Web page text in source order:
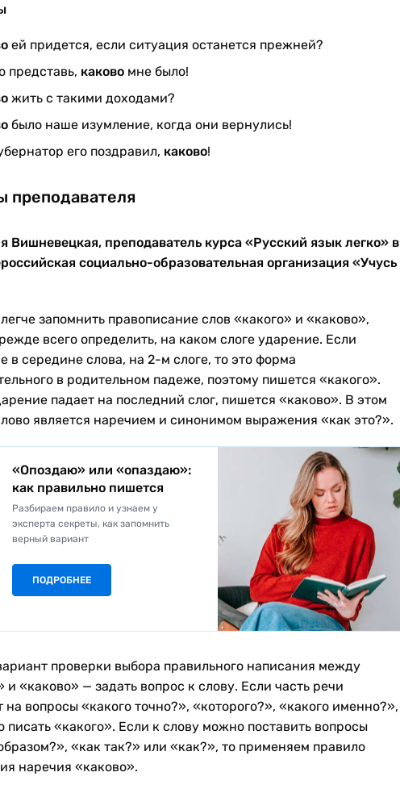
ей придется, если ситуация останется прежней?
представь, каковомне было!
жить с такими доходами?
было наше изумление, когда они вернулись!
его поздравил, каково!
преподавателя
Вишневецкая, преподаватель курса «Русский язык легко» в
социально-образовательная организация «Учусь
запомнить правописание слов «какого» и «каково»,
всего определить, на каком слоге ударение. Если
в середине слова, на 2-м слоге, то это форма
в родительном падеже, поэтому пишется «какого».
падает на последний слог, пишется «каково». В этом
является наречием и синонимом выражения «как это?».
«Опоздаю» или «опаздаю»:
как правильно пишется
Разбираем правило и узнаем у
эксперта секреты, как запомнить
верный вариант
ПОДРОБНЕЕ
проверки выбора правильного написания между
и «каково» — задать вопрос к слову. Если часть речи
на вопросы «какого точно?», «которого?», «какого именно?»,
писать «какого». Если к слову можно поставить вопросы
«как так?» или «как?», то применяем правило
наречия «каково».